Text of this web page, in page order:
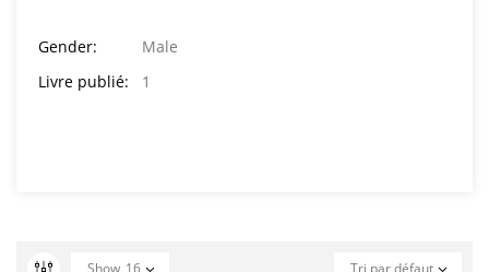
Gender:
Male
Livre publié:
1
Tri par défaut
Show 16